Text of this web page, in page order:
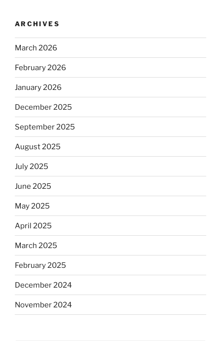
ARCHIVES
March 2026
February 2026
January 2026
December 2025
September 2025
August 2025
July 2025
June 2025
May 2025
April 2025
March 2025
February 2025
December 2024
November 2024